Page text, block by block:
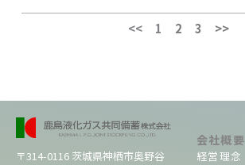
<< 1 2 3 >>
〒314-0116 茨城県神栖市奥野谷
会社概要
経営理念